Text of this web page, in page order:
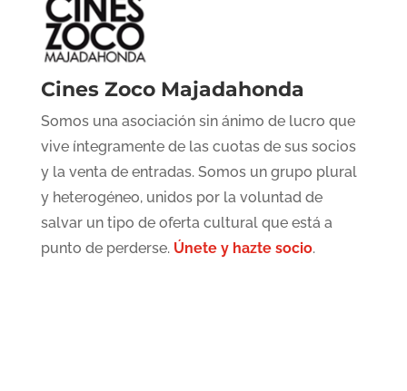
Cines Zoco Majadahonda
Somos una asociación sin ánimo de lucro que
vive íntegramente de las cuotas de sus socios
y la venta de entradas. Somos un grupo plural
y heterogéneo, unidos por la voluntad de
salvar un tipo de oferta cultural que está a
punto de perderse. Únete y hazte socio.